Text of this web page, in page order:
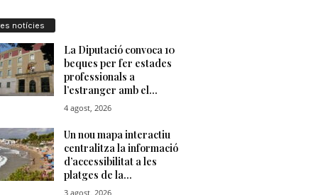
notícies